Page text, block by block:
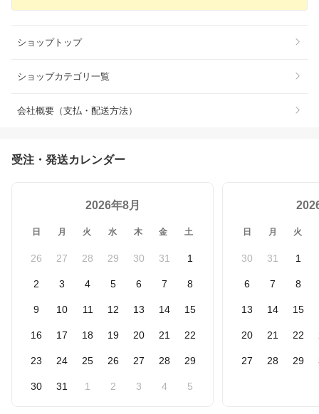
ショップトップ
ショップカテゴリ一覧
会社概要（支払・配送方法）
受注・発送カレンダー
2026年8月
日 月 火 水 木 金 土
26 27 28 29 30 31 1
2 3 4 5 6 7 8
9 10 11 12 13 14 15
16 17 18 19 20 21 22
23 24 25 26 27 28 29
30 31 1 2 3 4 5
日 月 火
30 31 1
6 7 8
13 14 15
20 21 22
27 28 29